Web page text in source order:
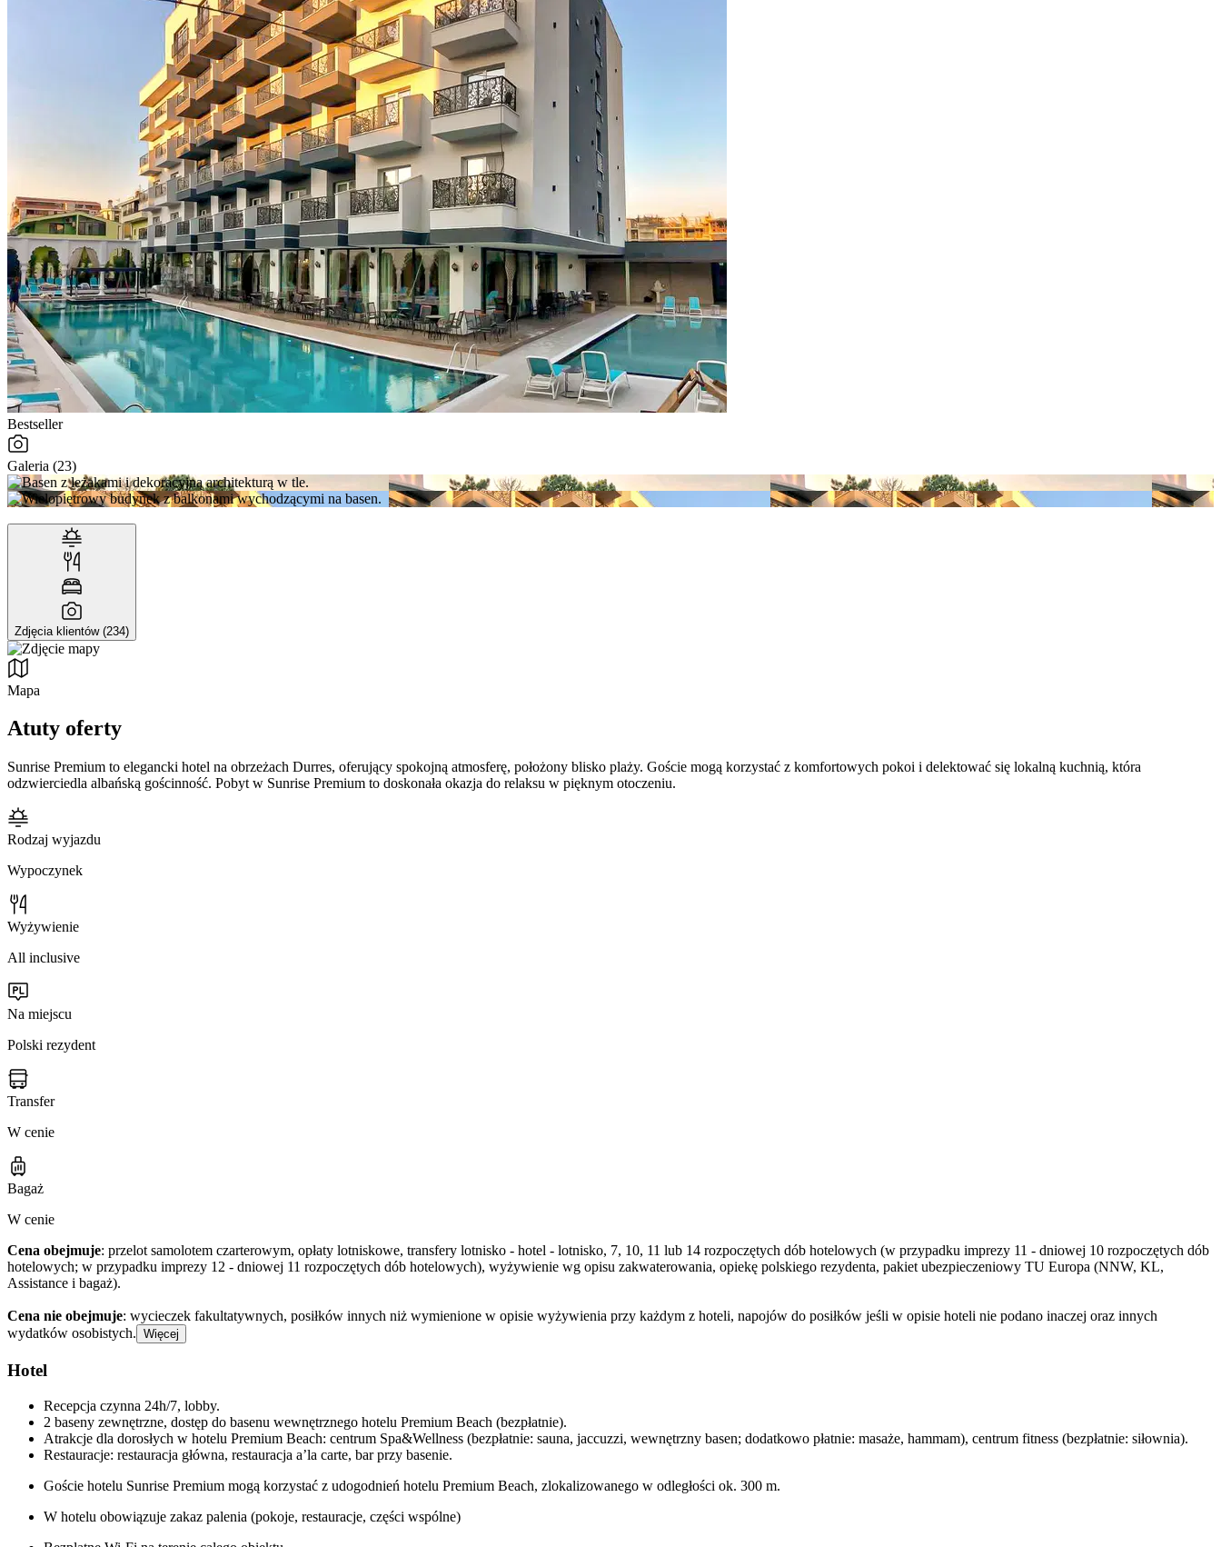
Bestseller
Galeria (23)
Zdjęcia klientów (234)
Mapa
Atuty oferty
Sunrise Premium to elegancki hotel na obrzeżach Durres, oferujący spokojną atmosferę, położony blisko plaży. Goście mogą korzystać z komfortowych pokoi i delektować się lokalną kuchnią, która
odzwierciedla albańską gościnność. Pobyt w Sunrise Premium to doskonała okazja do relaksu w pięknym otoczeniu.
Rodzaj wyjazdu
Wypoczynek
Wyżywienie
All inclusive
Na miejscu
Polski rezydent
Transfer
W cenie
Bagaż
W cenie
Cena obejmuje: przelot samolotem czarterowym, opłaty lotniskowe, transfery lotnisko - hotel - lotnisko, 7, 10, 11 lub 14 rozpoczętych dób hotelowych (w przypadku imprezy 11 - dniowej 10 rozpoczętych dób
hotelowych; w przypadku imprezy 12 - dniowej 11 rozpoczętych dób hotelowych), wyżywienie wg opisu zakwaterowania, opiekę polskiego rezydenta, pakiet ubezpieczeniowy TU Europa (NNW, KL,
Assistance i bagaż).
Cena nie obejmuje: wycieczek fakultatywnych, posiłków innych niż wymienione w opisie wyżywienia przy każdym z hoteli, napojów do posiłków jeśli w opisie hoteli nie podano inaczej oraz innych
wydatków osobistych. Więcej
Hotel
Recepcja czynna 24h/7, lobby.
2 baseny zewnętrzne, dostęp do basenu wewnętrznego hotelu Premium Beach (bezpłatnie).
Atrakcje dla dorosłych w hotelu Premium Beach: centrum Spa&Wellness (bezpłatnie: sauna, jaccuzzi, wewnętrzny basen; dodatkowo płatnie: masaże, hammam), centrum fitness (bezpłatnie: siłownia).
Restauracje: restauracja główna, restauracja a’la carte, bar przy basenie.
Goście hotelu Sunrise Premium mogą korzystać z udogodnień hotelu Premium Beach, zlokalizowanego w odległości ok. 300 m.
W hotelu obowiązuje zakaz palenia (pokoje, restauracje, części wspólne)